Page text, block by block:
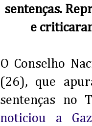
sentenças.
e
O Conselho
(26), que
sentenças no
noticiou a